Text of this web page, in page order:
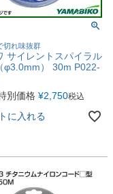
切れ味抜群
サイレントスパイラル
φ3.0mm） 30m P022-
別価格 ¥2,750税込
に入れる